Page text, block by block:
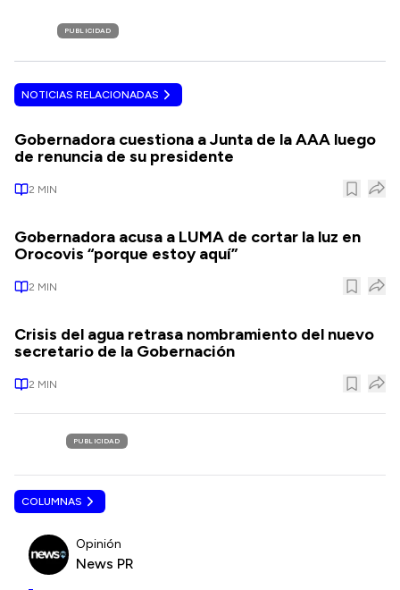
PUBLICIDAD
NOTICIAS RELACIONADAS
Gobernadora cuestiona a Junta de la AAA luego
de renuncia de su presidente
2 MIN
Gobernadora acusa a LUMA de cortar la luz en
Orocovis “porque estoy aquí”
2 MIN
Crisis del agua retrasa nombramiento del nuevo
secretario de la Gobernación
2 MIN
PUBLICIDAD
COLUMNAS
Opinión
News PR